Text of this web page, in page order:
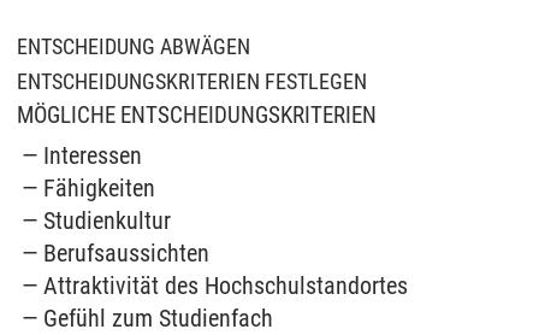
ENTSCHEIDUNG ABWÄGEN
ENTSCHEIDUNGSKRITERIEN FESTLEGEN
MÖGLICHE ENTSCHEIDUNGSKRITERIEN
Interessen
Fähigkeiten
Studienkultur
Berufsaussichten
Attraktivität des Hochschulstandortes
Gefühl zum Studienfach